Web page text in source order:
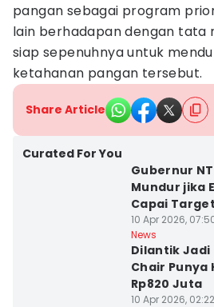
pangan sebagai program
lain berhadapan dengan tata
siap sepenuhnya untuk
ketahanan pangan tersebut.
Share Article
Curated For You
Gubernur
Mundur jika
Capai Target
10 Apr 2026,
News
Dilantik Jadi
Chair Punya
Rp820 Juta
10 Apr 2026,